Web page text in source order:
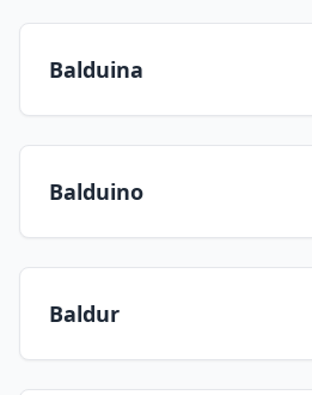
Balduina
Balduino
Baldur